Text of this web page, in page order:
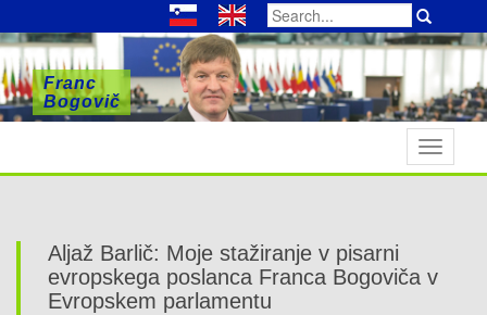
Search
for:
Franc
Bogovič
Franc
Bogovič
Franc
Bogovič
T
o
e
Aljaž Barlič: Moje stažiranje v pisarni
evropskega poslanca Franca Bogoviča v
Evropskem parlamentu